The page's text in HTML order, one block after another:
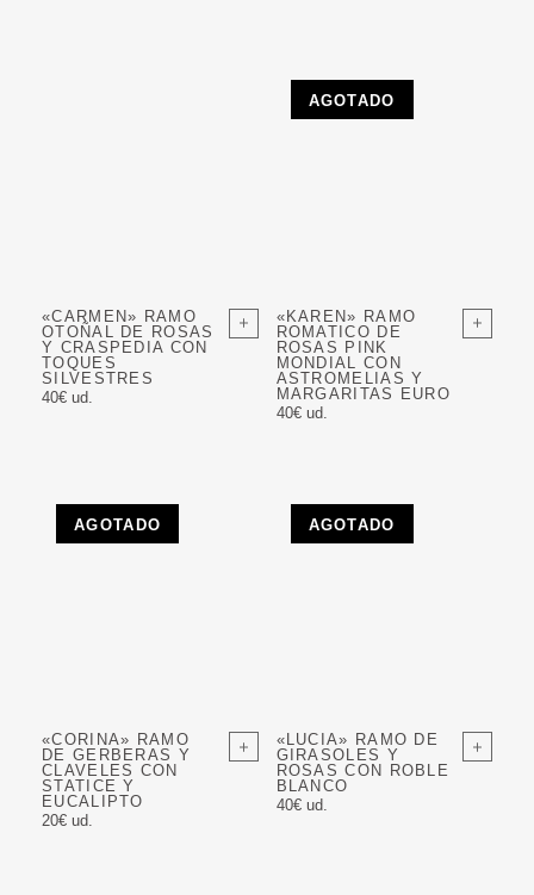
«CARMEN» RAMO
OTOÑAL DE ROSAS
Y CRASPEDIA CON
TOQUES
SILVESTRES
40€ ud.
AGOTADO
«KAREN» RAMO
ROMATICO DE
ROSAS PINK
MONDIAL CON
ASTROMELIAS Y
MARGARITAS EURO
40€ ud.
AGOTADO
«CORINA» RAMO
DE GERBERAS Y
CLAVELES CON
STATICE Y
EUCALIPTO
20€ ud.
AGOTADO
«LUCIA» RAMO DE
GIRASOLES Y
ROSAS CON ROBLE
BLANCO
40€ ud.